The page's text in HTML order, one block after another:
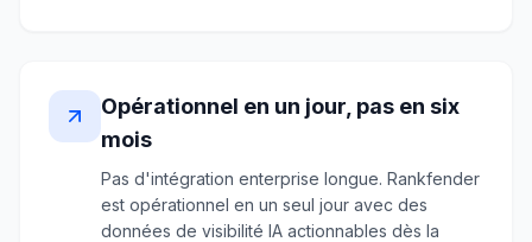
Opérationnel en un jour, pas en six
mois
Pas d'intégration enterprise longue. Rankfender
est opérationnel en un seul jour avec des
données de visibilité IA actionnables dès la